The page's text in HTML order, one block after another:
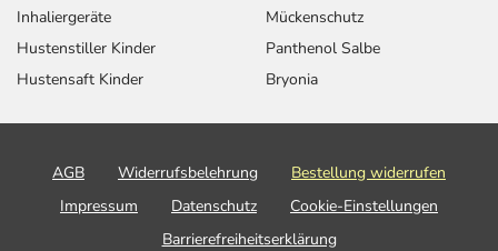
Inhaliergeräte
Hustenstiller Kinder
Hustensaft Kinder
Mückenschutz
Panthenol Salbe
Bryonia
AGB Widerrufsbelehrung
Bestellung widerrufen
Impressum
Datenschutz
Cookie-Einstellungen
Barrierefreiheitserklärung